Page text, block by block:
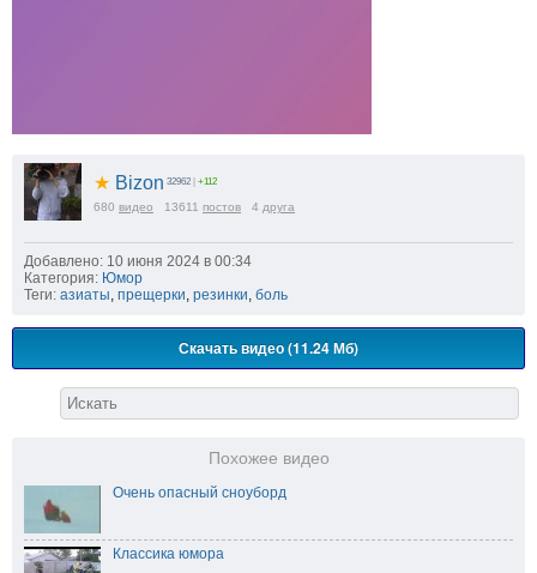
★ Bizon 32962 | +112
680 видео 13611 постов 4 друга
Добавлено: 10 июня 2024 в 00:34
Категория: Юмор
Теги: азиаты прещерки резинки боль
Скачать видео (11.24 Мб)
Похожее видео
Очень опасный сноуборд
Классика юмора